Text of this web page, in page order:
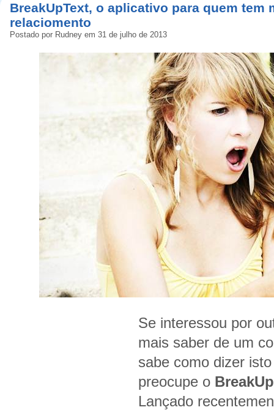
BreakUpText, o aplicativo para quem tem
relaciomento
Postado por Rudney em 31 de julho de 2013
Se interessou por
mais saber de um
sabe como dizer
preocupe o
Lançado